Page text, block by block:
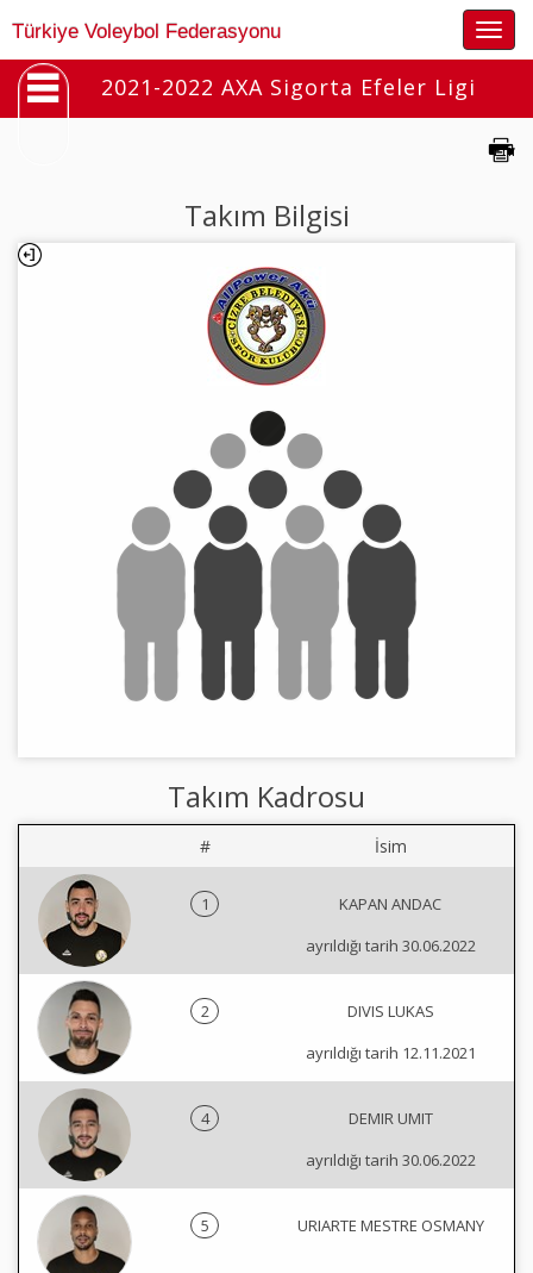
Türkiye Voleybol Federasyonu
2021-2022 AXA Sigorta Efeler Ligi
Takım Bilgisi
Takım Kadrosu
# İsim
1
KAPAN ANDAC
ayrıldığı tarih 30.06.2022
2
DIVIS LUKAS
ayrıldığı tarih 12.11.2021
4
DEMIR UMIT
ayrıldığı tarih 30.06.2022
5 URIARTE MESTRE OSMANY